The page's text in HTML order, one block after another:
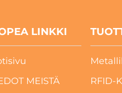
LINKKI
MEISTÄ
RFID-